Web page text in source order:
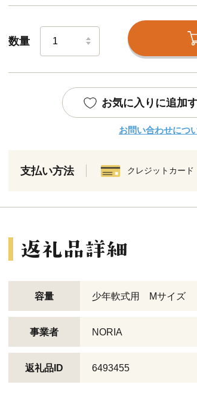
数量
お気に入りに追加
お問い合わせにつ
支払い方法 クレジットカード
容量 少年軟式用 Mサイズ
事業者 NORIA
返礼品ID 6493455